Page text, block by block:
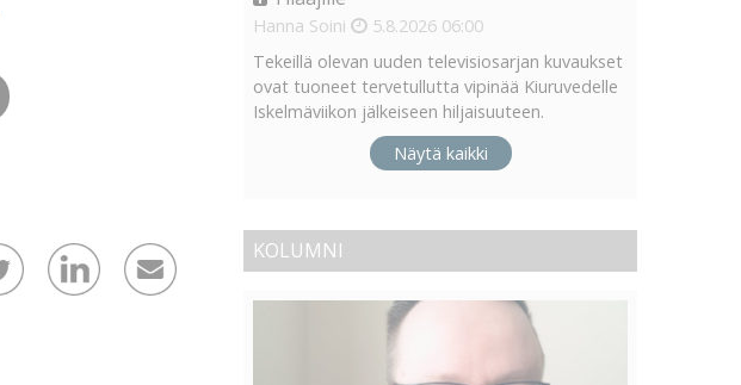
Hanna Soini 5.8.2026 06:00
Tekeillä olevan uuden televisiosarjan kuvaukset
ovat tuoneet tervetullutta vipinää Kiuruvedelle
Iskelmäviikon jälkeiseen hiljaisuuteen.
Näytä kaikki
KOLUMNI